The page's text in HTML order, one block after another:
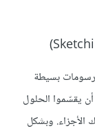
بسيطة
يقسّموا الحلول
الأجزاء. وبشكل